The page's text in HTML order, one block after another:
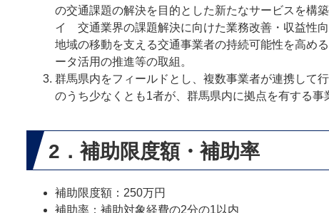
の交通課題の解決を目的とした新たなサービスを構
イ 交通業界の課題解決に向けた業務改善・収益性
地域の移動を支える交通事業者の持続可能性を高め
ータ活用の推進等の取組。
群馬県内をフィールドとし、複数事業者が連携して
のうち少なくとも1者が、群馬県内に拠点を有する
2．補助限度額・補助率
補助限度額：250万円
補助率：補助対象経費の2分の1以内